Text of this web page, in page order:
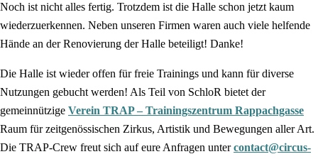
Noch ist nicht alles fertig. Trotzdem ist die Halle schon jetzt kaum
wiederzuerkennen. Neben unseren Firmen waren auch viele helfende
Hände an der Renovierung der Halle beteiligt! Danke!
Die Halle ist wieder offen für freie Trainings und kann für diverse
Nutzungen gebucht werden! Als Teil von SchloR bietet der
gemeinnützige Verein TRAP – Trainingszentrum Rappachgasse
Raum für zeitgenössischen Zirkus, Artistik und Bewegungen aller Art.
Die TRAP-Crew freut sich auf eure Anfragen untercontact@circus-